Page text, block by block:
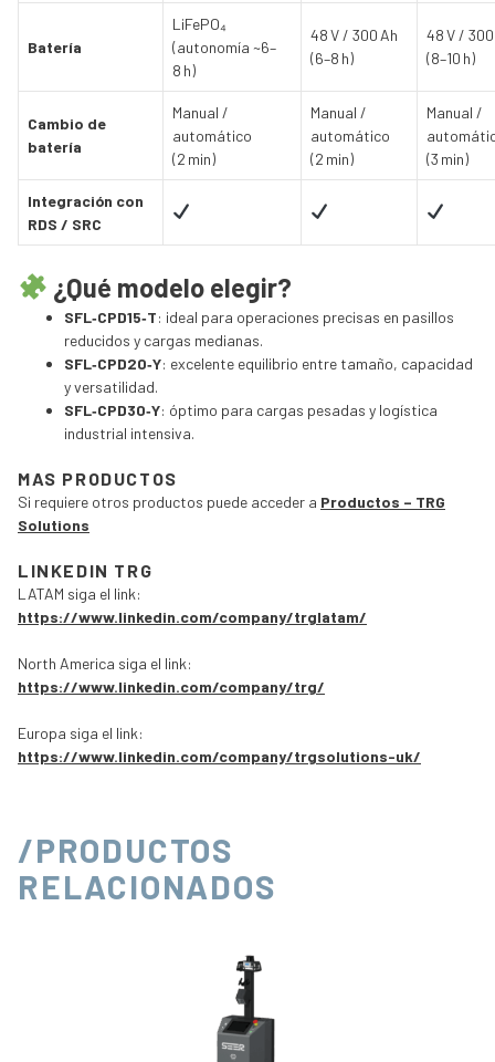
Batería
LiFePO₄
(autonomía ~6–
8 h)
48 V / 300 Ah
(6–8 h)
48 V /
(8–10 h)
Cambio de
batería
Manual /
automático
(2 min)
Manual /
automático
(2 min)
Manual /
(3 min)
Integración con
RDS / SRC
¿Qué modelo elegir?
SFL‑CPD15‑T: ideal para operaciones precisas en pasillos
reducidos y cargas medianas.
SFL‑CPD20‑Y: excelente equilibrio entre tamaño, capacidad
y versatilidad.
SFL‑CPD30‑Y: óptimo para cargas pesadas y logística
industrial intensiva.
MAS PRODUCTOS
Si requiere otros productos puede acceder a Productos – TRG
Solutions
LINKEDIN TRG
LATAM siga el link:
https://www.linkedin.com/company/trglatam/
North America siga el link:
https://www.linkedin.com/company/trg/
Europa siga el link:
https://www.linkedin.com/company/trgsolutions-uk/
/PRODUCTOS
RELACIONADOS